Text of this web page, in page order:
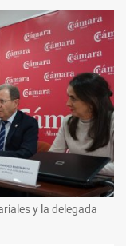
y la delegada